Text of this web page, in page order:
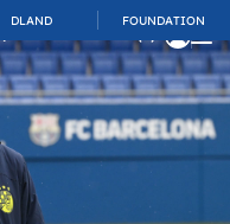
DLAND FOUNDATION